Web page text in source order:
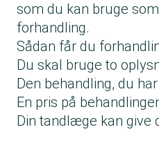
som du kan bruge
forhandling.
Sådan får du
Du skal bruge to
Den behandling, du
En pris på
Din tandlæge kan give